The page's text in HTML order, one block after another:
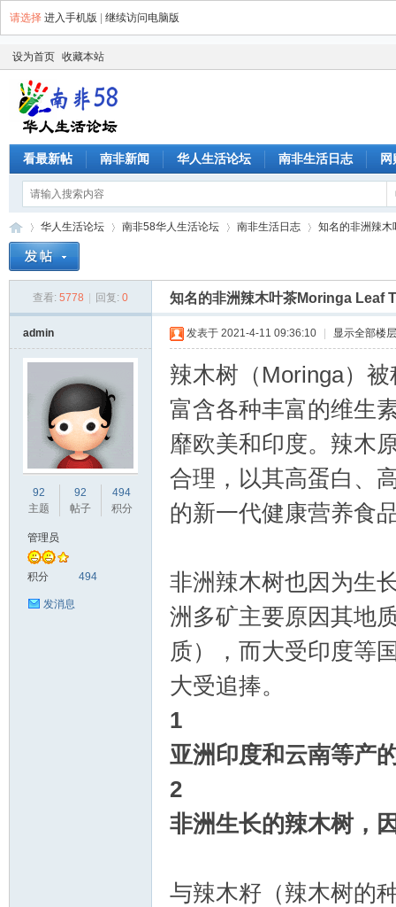
请选择 进入手机版 继续访问电脑版
设为首页 收藏本站
看最新帖 南非新闻 华人生活论坛 南非生活日志 网
华人生活论坛
›
南非58华人生活论坛
›
南非生活日志
›
知名的非洲辣
查看: 5778 回复: 0 知名的非洲辣木叶茶Moringa Leaf
admin
92
主题
92
帖子
494
积分
管理员
积分 494
发消息
发表于 2021-4-11 09:36:10 显示全部楼层
辣木树（Moringa）
富含各种丰富的维生
靡欧美和印度。辣木
合理，以其高蛋白、
的新一代健康营养食
非洲辣木树也因为生
洲多矿主要原因其地
质），而大受印度等
大受追捧。
1
亚洲印度和云南等产
2
非洲生长的辣木树，
与辣木籽（辣木树的